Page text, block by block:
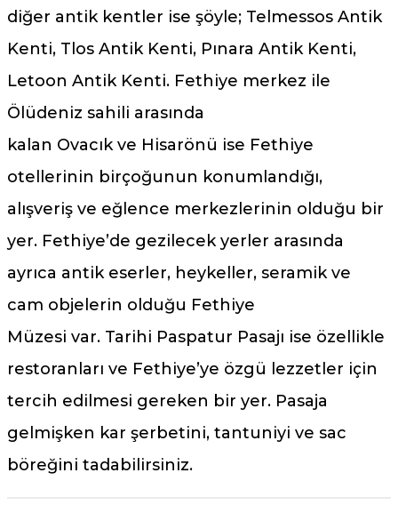
diğer antik kentler ise şöyle; Telmessos Antik
Kenti, Tlos Antik Kenti, Pınara Antik Kenti,
Letoon Antik Kenti. Fethiye merkez ile
Ölüdeniz sahili arasında
kalan Ovacık ve Hisarönü ise Fethiye
otellerinin birçoğunun konumlandığı,
alışveriş ve eğlence merkezlerinin olduğu bir
yer. Fethiye’de gezilecek yerler arasında
ayrıca antik eserler, heykeller, seramik ve
cam objelerin olduğu Fethiye
Müzesi var. Tarihi Paspatur Pasajı ise özellikle
restoranları ve Fethiye’ye özgü lezzetler için
tercih edilmesi gereken bir yer. Pasaja
gelmişken kar şerbetini, tantuniyi ve sac
böreğini tadabilirsiniz.